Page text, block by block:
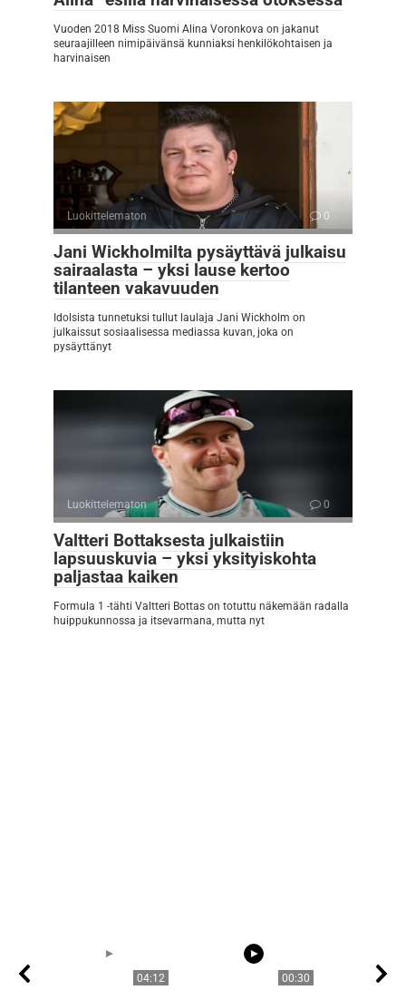
Vuoden 2018 Miss Suomi Alina Voronkova on jakanut
seuraajilleen nimipäivänsä kunniaksi henkilökohtaisen ja
harvinaisen
Luokittelematon 0
Jani Wickholmilta pysäyttävä julkaisu
sairaalasta – yksi lause kertoo
tilanteen vakavuuden
Idolsista tunnetuksi tullut laulaja Jani Wickholm on
julkaissut sosiaalisessa mediassa kuvan, joka on
pysäyttänyt
Luokittelematon 0
Valtteri Bottaksesta julkaistiin
lapsuuskuvia – yksi yksityiskohta
paljastaa kaiken
Formula 1 -tähti Valtteri Bottas on totuttu näkemään radalla
huippukunnossa ja itsevarmana, mutta nyt
04:12 00:30